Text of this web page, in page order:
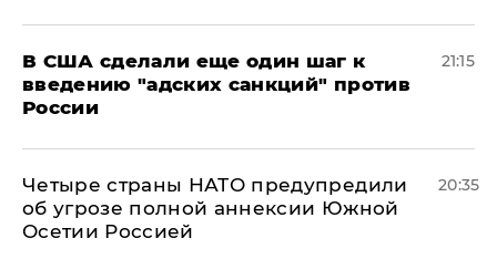
В США сделали еще один шаг к
введению "адских санкций" против
России
21:15
Четыре страны НАТО предупредили
об угрозе полной аннексии Южной
Осетии Россией
20:35